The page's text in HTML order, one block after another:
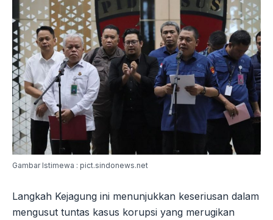
Gambar Istimewa : pict.sindonews.net
Langkah Kejagung ini menunjukkan keseriusan dalam
mengusut tuntas kasus korupsi yang merugikan